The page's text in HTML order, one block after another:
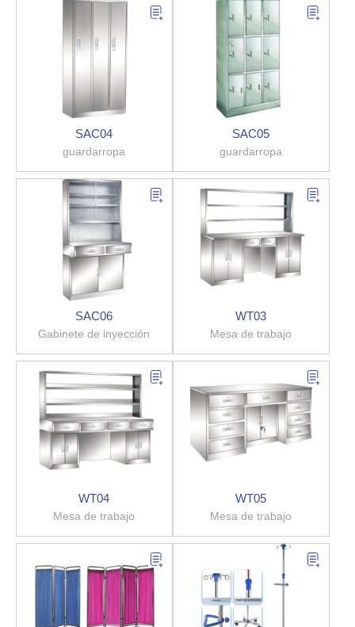
SAC04
guardarropa
SAC05
guardarropa
SAC06
Gabinete de inyección
WT03
Mesa de trabajo
WT04
Mesa de trabajo
WT05
Mesa de trabajo